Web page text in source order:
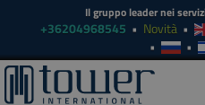
Il gruppo leader nei
+36204968545 Novità